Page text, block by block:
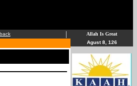
|
Allah Is Great
Agust 8, 126